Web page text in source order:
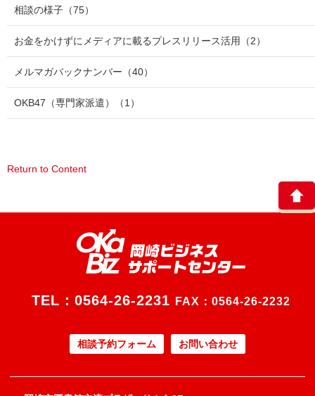
相談の様子 （75）
お金をかけずにメディアに載るプレスリリース活用 （2）
メルマガバックナンバー （40）
OKB47（専門家派遣） （1）
Return to Content
TEL： 0564-26-2231 FAX：0564-26-2232
相談予約フォーム お問い合わせ